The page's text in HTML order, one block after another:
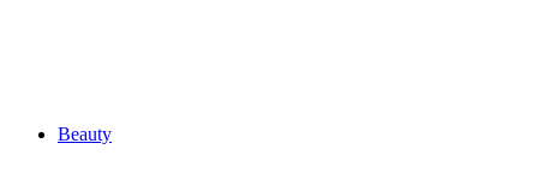
Beauty